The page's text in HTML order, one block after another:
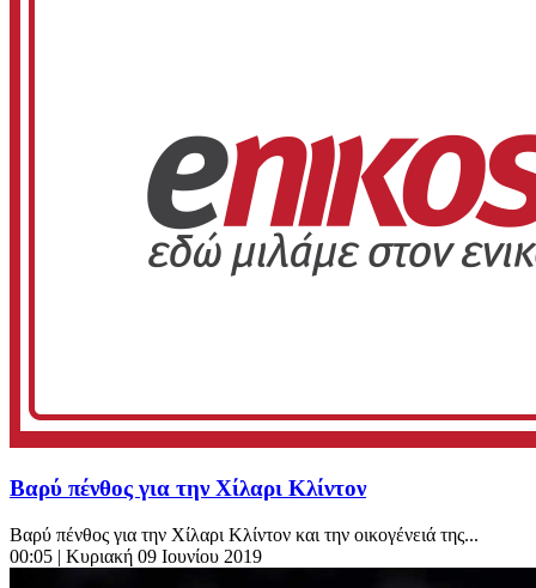
Βαρύ πένθος για την Χίλαρι Κλίντον
Βαρύ πένθος για την Χίλαρι Κλίντον και την οικογένειά της...
00:05 | Κυριακή 09 Ιουνίου 2019